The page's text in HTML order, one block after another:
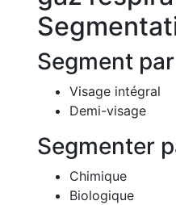
Segment
Visage intégral
Demi-visage
Segmenter
Chimique
Biologique